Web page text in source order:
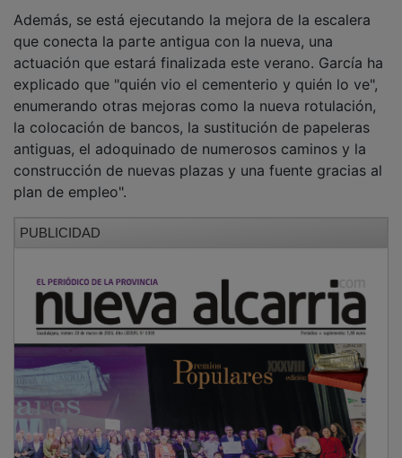
que conecta la parte antigua con la nueva, una
actuación que estará finalizada este verano. García ha
explicado que "quién vio el cementerio y quién lo ve",
enumerando otras mejoras como la nueva rotulación,
la colocación de bancos, la sustitución de papeleras
antiguas, el adoquinado de numerosos caminos y la
construcción de nuevas plazas y una fuente gracias al
plan de empleo".